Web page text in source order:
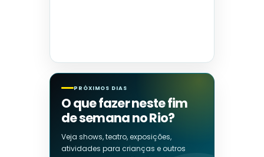
PRÓXIMOS DIAS
O que fazer neste fim
de semana no Rio?
Veja shows, teatro, exposições,
atividades para crianças e outros